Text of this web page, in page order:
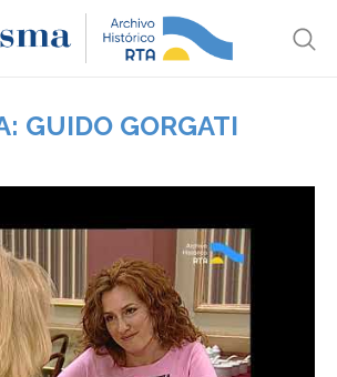
GUIDO GORGATI